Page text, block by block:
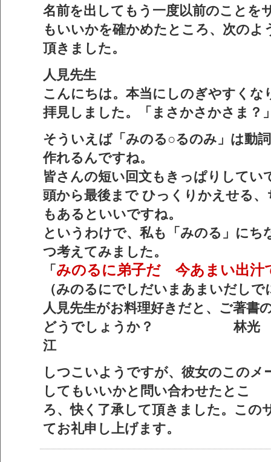
名前を出してもう一度以前のことを
もいいかを確かめたところ、次のよ
頂きました。
人見先生
こんにちは。本当にしのぎやすくな
拝見しました。「まさかさかさま？
そういえば「みのる○るのみ」は動
作れるんですね。
皆さんの短い回文もきっぱりしてい
頭から最後まで ひっくりかえせる
もあるといいですね。
というわけで、私も「みのる」にち
つ考えてみました。
「 みのるに弟子だ 今あまい出汁
（みのるにでしだいまあまいだしで
人見先生がお料理好きだと、ご著書
どうでしょうか？ 林光
しつこいようですが、彼女のこのメ
してもいいかと問い合わせたとこ
ろ、快く了承して頂きました。この
てお礼申し上げます。